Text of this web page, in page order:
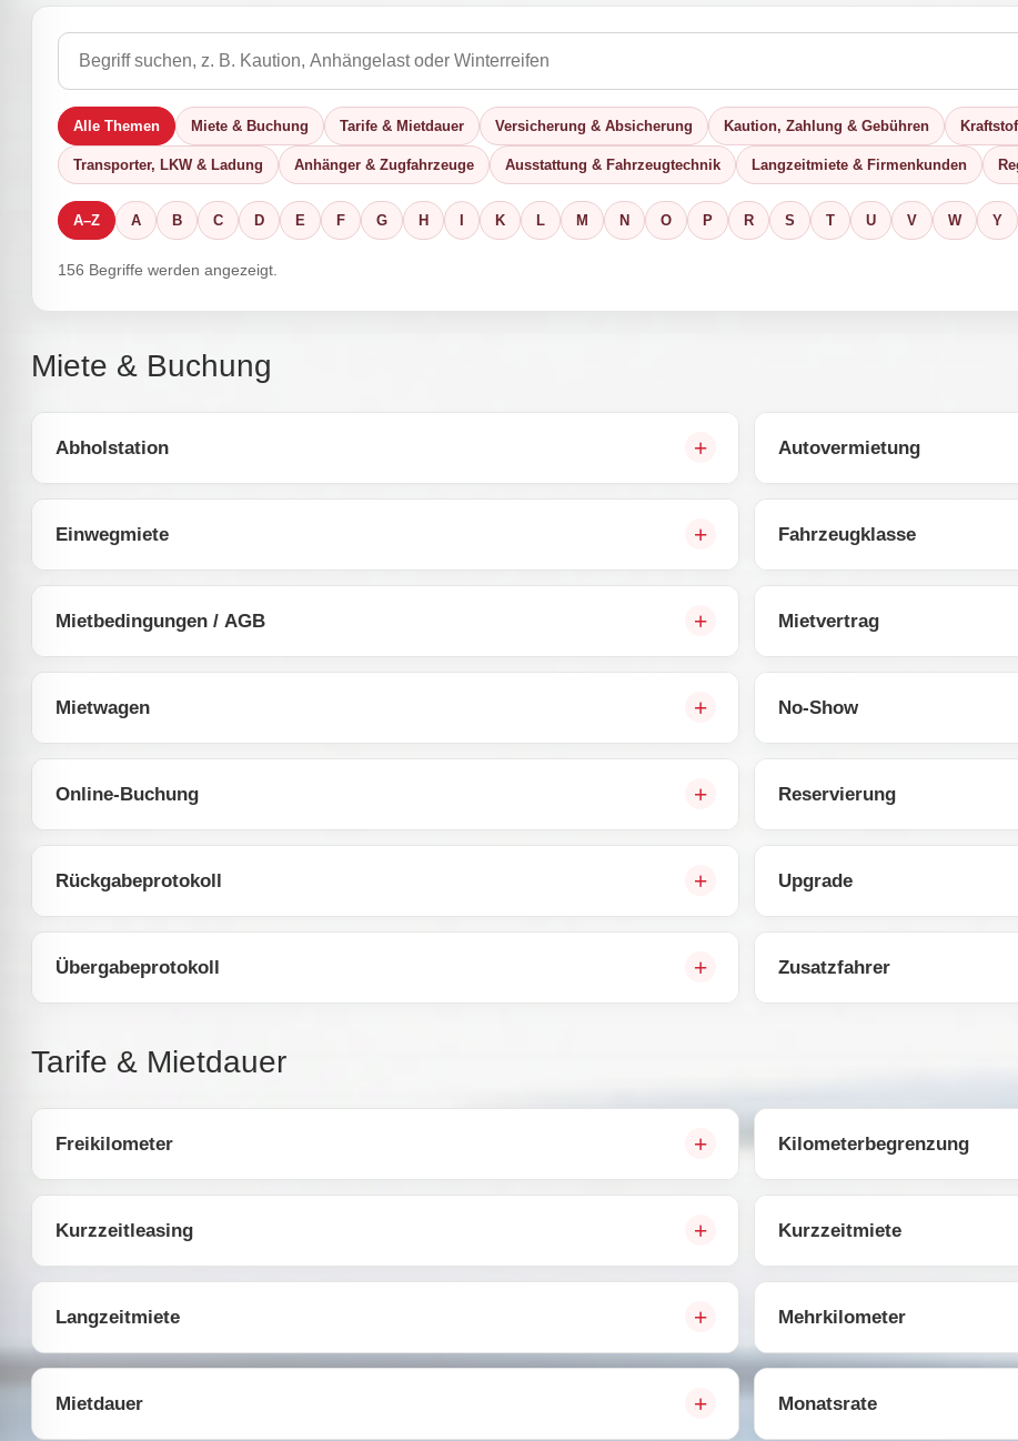
Alle Themen Miete & Buchung Tarife & Mietdauer Versicherung & Absicherung Kaution, Zahlung & Gebühren
Transporter, LKW & Ladung Anhänger & Zugfahrzeuge Ausstattung & Fahrzeugtechnik Langzeitmiete & Firmenkunden
A–Z A B C D E F G H K L M N O P R S T U V W Y
156 Begriffe werden angezeigt.
Miete & Buchung
Abholstation Autovermietung
Einwegmiete Fahrzeugklasse
Mietbedingungen / AGB Mietvertrag
Mietwagen No-Show
Online-Buchung Reservierung
Rückgabeprotokoll Upgrade
Übergabeprotokoll Zusatzfahrer
Tarife & Mietdauer
Freikilometer Kilometerbegrenzung
Kurzzeitleasing Kurzzeitmiete
Langzeitmiete Mehrkilometer
Mietdauer Monatsrate